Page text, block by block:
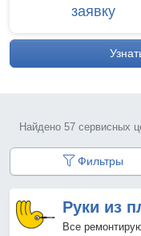
заявку
Найдено 57 сервисных
Фильтры
Руки из
Все